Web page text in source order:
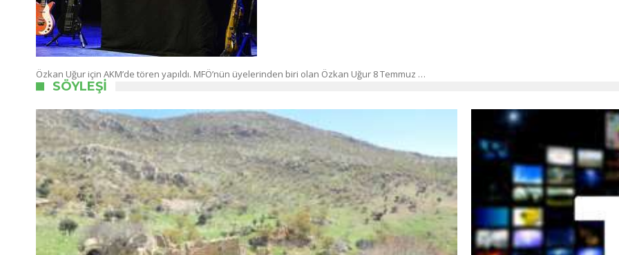
Özkan Uğur için AKM’de tören yapıldı. MFÖ’nün üyelerinden biri olan Özkan Uğur 8 Temmuz …
SÖYLEŞI